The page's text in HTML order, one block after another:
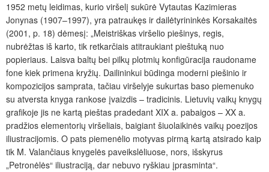
1952 metų leidimas, kurio viršelį sukūrė Vytautas Kazimieras
Jonynas (1907–1997), yra patraukęs ir dailėtyrininkės Korsakaitės
(2001, p. 18) dėmesį: „Meistriškas viršelio piešinys, regis,
nubrėžtas iš karto, tik retkarčiais atitraukiant pieštuką nuo
popieriaus. Laisva baltų bei pilkų plotmių konfigūracija raudoname
fone kiek primena kryžių. Dailininkui būdinga moderni piešinio ir
kompozicijos samprata, tačiau viršelyje sukurtas baso piemenuko
su atversta knyga rankose įvaizdis – tradicinis. Lietuvių vaikų knygų
grafikoje jis ne kartą pieštas pradedant XIX a. pabaigos – XX a.
pradžios elementorių viršeliais, baigiant šiuolaikinės vaikų poezijos
iliustracijomis. O pats piemenėlio motyvas pirmą kartą atsirado kaip
tik M. Valančiaus knygelės paveikslėliuose, nors, išskyrus
„Petronėlės“ iliustraciją, dar nebuvo ryškiau įprasminta“.